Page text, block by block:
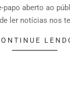
papo aberto ao
ler notícias nos